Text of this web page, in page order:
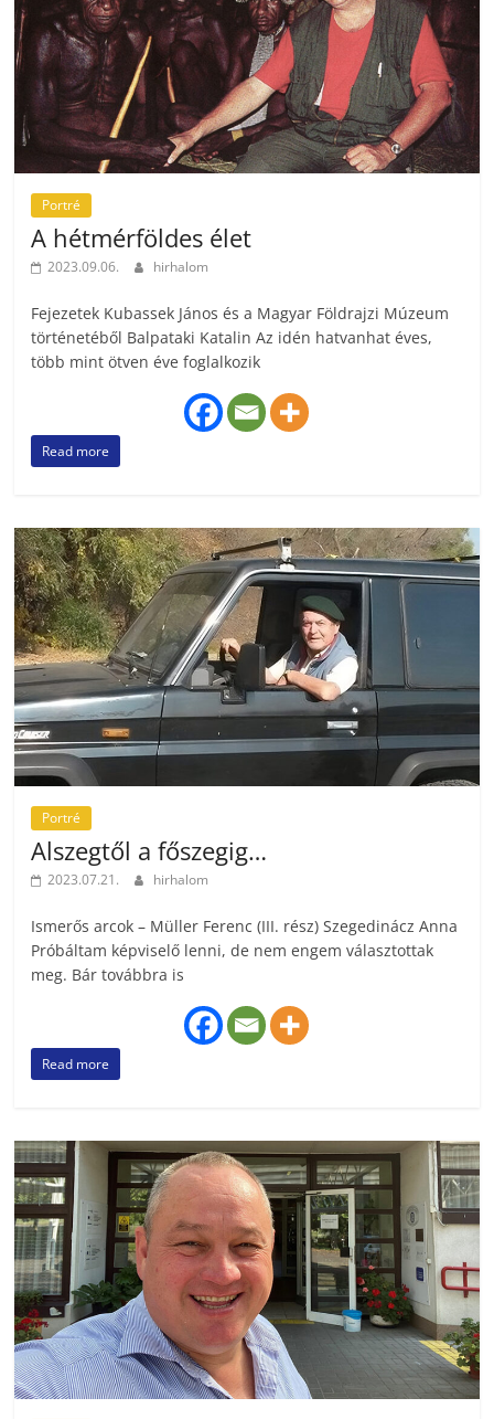
Portré
A hétmérföldes élet
2023.09.06. hirhalom
Fejezetek Kubassek János és a Magyar Földrajzi Múzeum
történetéből Balpataki Katalin Az idén hatvanhat éves,
több mint ötven éve foglalkozik
Read more
Portré
Alszegtől a főszegig…
2023.07.21. hirhalom
Ismerős arcok – Müller Ferenc (III. rész) Szegedinácz Anna
Próbáltam képviselő lenni, de nem engem választottak
meg. Bár továbbra is
Read more